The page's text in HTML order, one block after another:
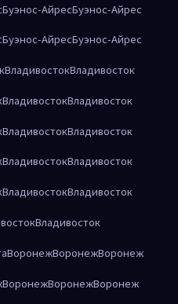
Буэнос-АйресБуэнос-Айрес
Буэнос-АйресБуэнос-Айрес
ВладивостокВладивосток
ВладивостокВладивосток
ВладивостокВладивосток
ВладивостокВладивосток
ВладивостокВладивосток
Владивосток
ВоронежВоронежВоронеж
ВоронежВоронежВоронеж